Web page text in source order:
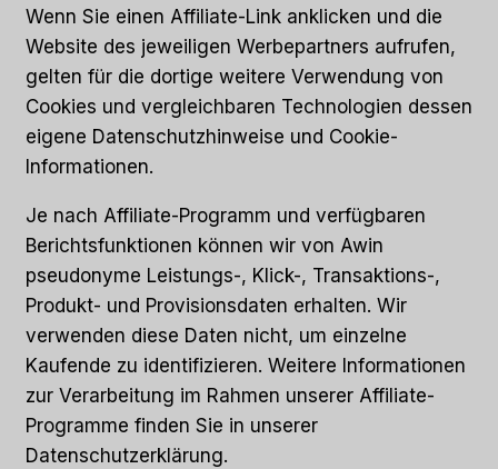
Wenn Sie einen Affiliate-Link anklicken und die
Website des jeweiligen Werbepartners aufrufen,
gelten für die dortige weitere Verwendung von
Cookies und vergleichbaren Technologien dessen
eigene Datenschutzhinweise und Cookie-
Informationen.
Je nach Affiliate-Programm und verfügbaren
Berichtsfunktionen können wir von Awin
pseudonyme Leistungs-, Klick-, Transaktions-,
Produkt- und Provisionsdaten erhalten. Wir
verwenden diese Daten nicht, um einzelne
Kaufende zu identifizieren. Weitere Informationen
zur Verarbeitung im Rahmen unserer Affiliate-
Programme finden Sie in unserer
Datenschutzerklärung.